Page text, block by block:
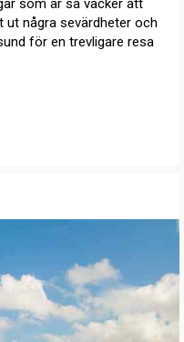
som är så vacker att
ut några sevärdheter och
för en trevligare resa